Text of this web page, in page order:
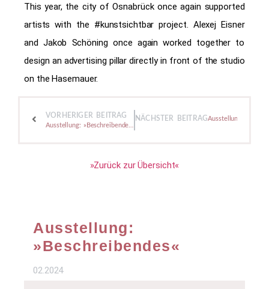
This year, the city of Osnabrück once again supported
artists with the #kunstsichtbar project. Alexej Eisner
and Jakob Schöning once again worked together to
design an advertising pillar directly in front of the studio
on the Hasemauer.
VORHERIGER BEITRAG NÄCHSTER BEITRAGAusstellung: »Mein
»Zurück zur Übersicht«
Ausstellung:
»Beschreibendes«
02.2024